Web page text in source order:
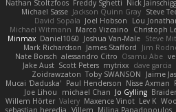
Nathan Stoltzfoos Freddy Sghetti Nick Jainschigg
Michael Sasse Jackson Quinn Gray Steve
David Sopala Joel Hobson Lou
Michael Witmann Marco Vizcaino Christoph
Minmax Daniel1060 Joshua Van-Male Steve
Mark Richardson James Stafford Jim
Nate Borsch alessandro Citro Osamu Abe
Jake Aust Scott Peters mytrixx dave garcia
Zoidrawzaton Toby SWANSON Jaime
Mucai 'Daduska' Paul Henderson Nisse Axman
Joe Lihou
michael Chan Jo Gylling
Willem Hörter Valery Maxence Vinot Lev K
sebastian heredia Villem Milina Papadopoulos